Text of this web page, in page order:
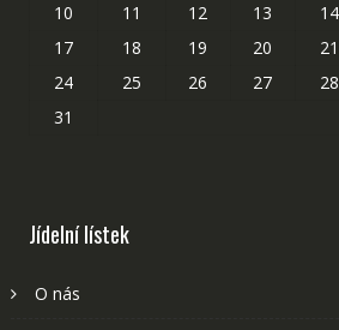
10
11 12 13 14
17
18 19 20 21
24
25 26 27 28
31
Jídelní lístek
O nás